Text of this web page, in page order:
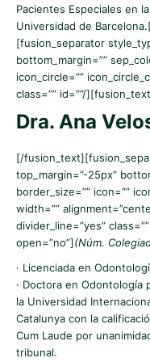
Pacientes Especiales en
Universidad de
[fusion_separator
bottom_margin=””
icon_circle=””
class=”” id=””/
Dra. Ana
[/
top_margin=”-25px”
border_size=”” icon=””
width=””
divider_line=”yes”
open=”no”](Núm.
· Licenciada en
· Doctora en Odontología
la Universidad
Catalunya con la
Cum Laude por
tribunal.